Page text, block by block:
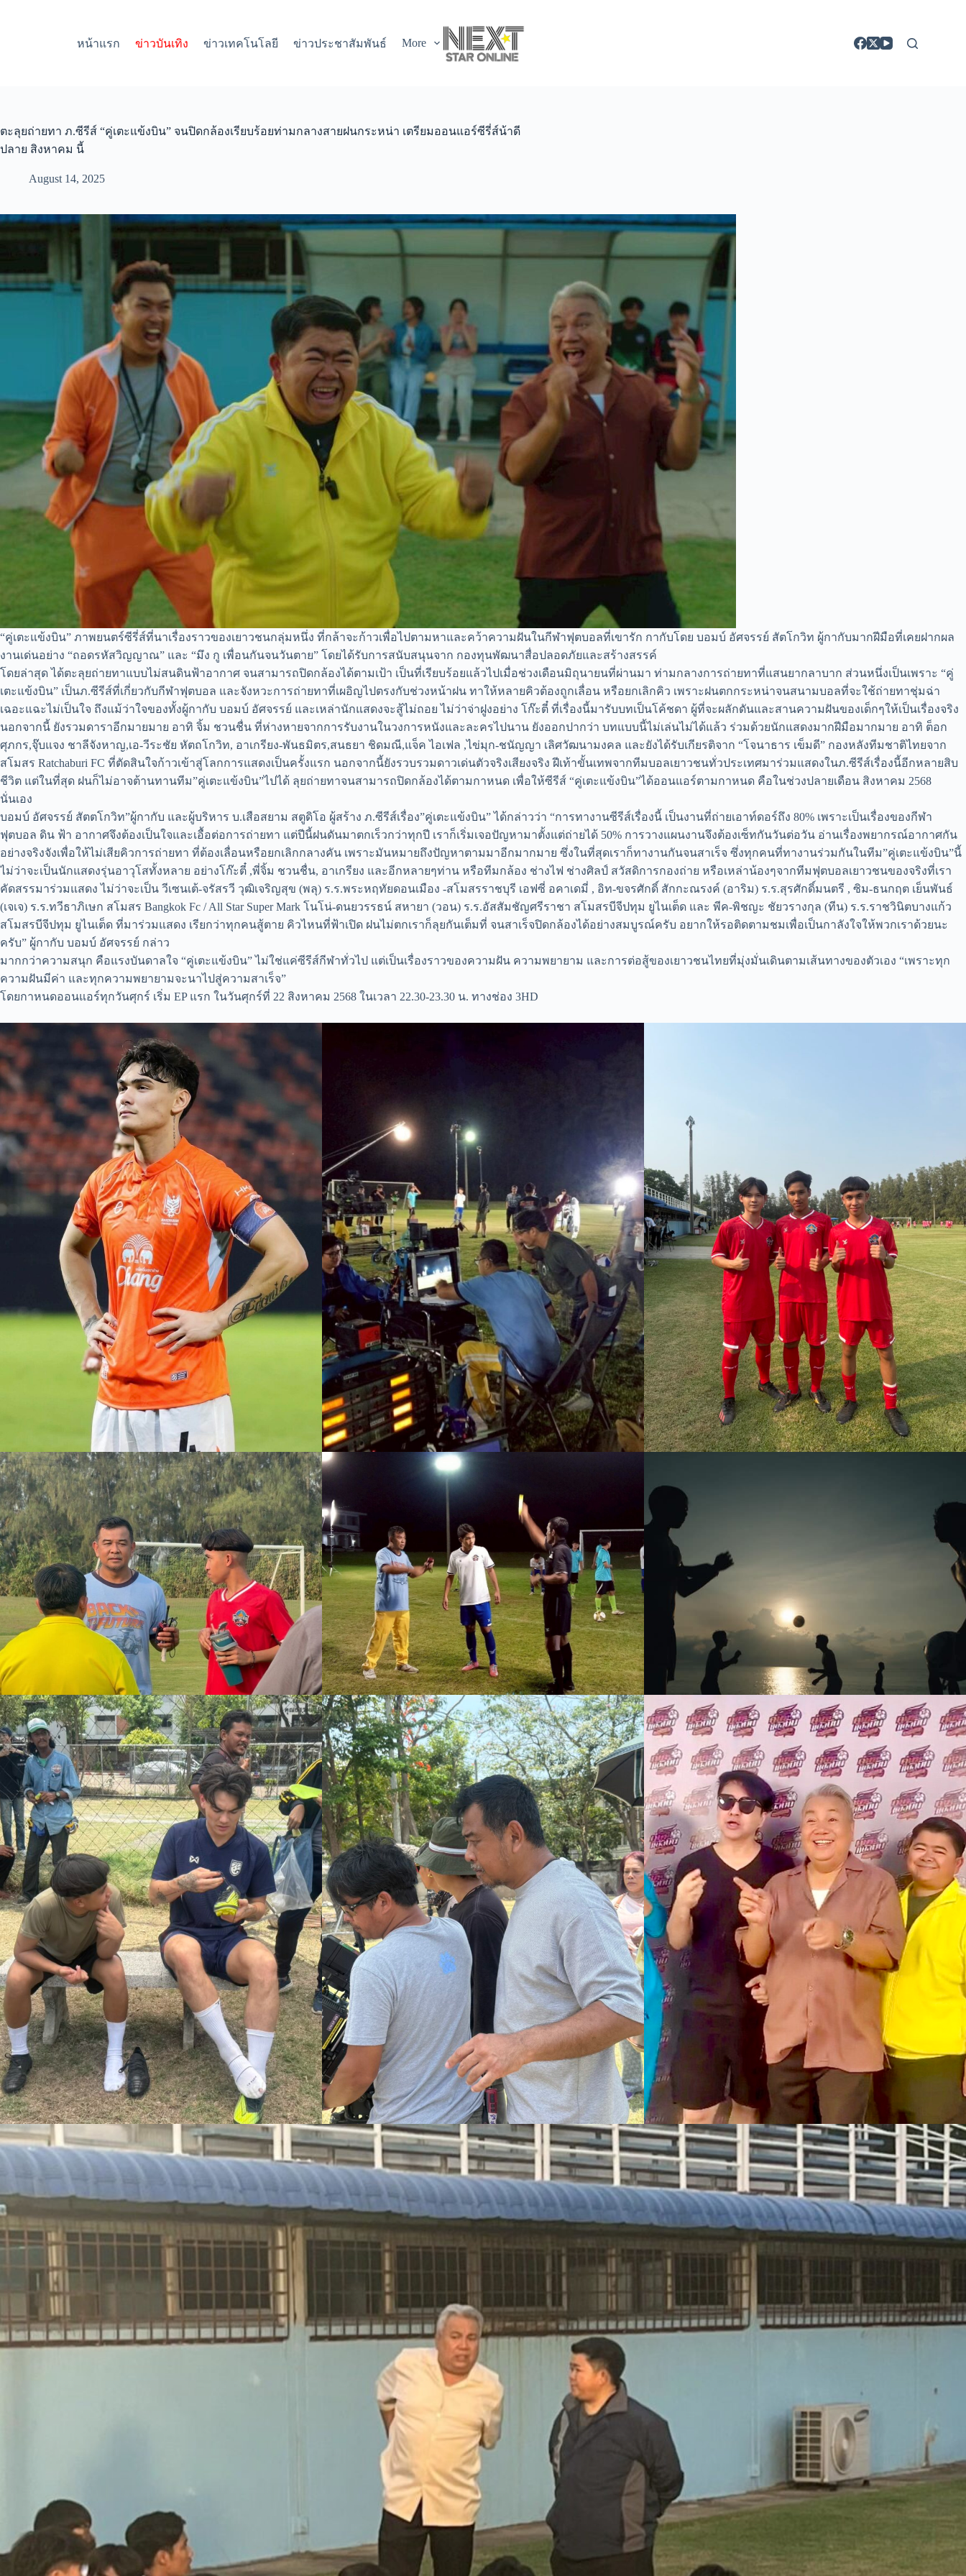
t
n
หน้าแรก ข่าวบันเทิง ข่าวเทคโนโลยี ข่าวประชาสัมพันธ์ More
ตะลุยถ่ายทา ภ.ซีรีส์ “คู่เตะแข้งบิน” จนปิดกล้องเรียบร้อยท่ามกลางสายฝนกระหน่า เตรียมออนแอร์ซีรี่ส์น้าดี
ปลาย สิงหาคม นี้
August 14, 2025
“คู่เตะแข้งบิน” ภาพยนตร์ซีรี่ส์ที่นาเรื่องราวของเยาวชนกลุ่มหนึ่ง ที่กล้าจะก้าวเพื่อไปตามหาและคว้าความฝันในกีฬาฟุตบอลที่เขารัก กากับโดย บอมบ์ อัศจรรย์ สัตโกวิท ผู้กากับมากฝีมือที่เคยฝากผล
งานเด่นอย่าง “ถอดรหัสวิญญาณ” และ “มึง กู เพื่อนกันจนวันตาย” โดยได้รับการสนับสนุนจาก กองทุนพัฒนาสื่อปลอดภัยและสร้างสรรค์
โดยล่าสุด ได้ตะลุยถ่ายทาแบบไม่สนดินฟ้าอากาศ จนสามารถปิดกล้องได้ตามเป้า เป็นที่เรียบร้อยแล้วไปเมื่อช่วงเดือนมิถุนายนที่ผ่านมา ท่ามกลางการถ่ายทาที่แสนยากลาบาก ส่วนหนึ่งเป็นเพราะ “คู่
เตะแข้งบิน” เป็นภ.ซีรีส์ที่เกี่ยวกับกีฬาฟุตบอล และจังหวะการถ่ายทาที่เผอิญไปตรงกับช่วงหน้าฝน ทาให้หลายคิวต้องถูกเลื่อน หรือยกเลิกคิว เพราะฝนตกกระหน่าจนสนามบอลที่จะใช้ถ่ายทาชุ่มฉ่า
เฉอะแฉะไม่เป็นใจ ถึงแม้ว่าใจของทั้งผู้กากับ บอมบ์ อัศจรรย์ และเหล่านักแสดงจะสู้ไม่ถอย ไม่ว่าจ่าฝูงอย่าง โก๊ะตี๋ ที่เรื่องนี้มารับบทเป็นโค้ชดา ผู้ที่จะผลักดันและสานความฝันของเด็กๆให้เป็นเรื่องจริง
นอกจากนี้ ยังรวมดาราอีกมายมาย อาทิ จิ้ม ชวนชื่น ที่ห่างหายจากการรับงานในวงการหนังและละครไปนาน ยังออกปากว่า บทแบบนี้ไม่เล่นไม่ได้แล้ว ร่วมด้วยนักแสดงมากฝีมือมากมาย อาทิ ต็อก
ศุภกร,จุ๊บแจง ชาลีจังหาญ,เอ-วีระชัย หัตถโกวิท, อาเกรียง-พันธมิตร,สนธยา ชิดมณี,แจ็ค ไอเฟล ,ไข่มุก-ชนัญญา เลิศวัฒนามงคล และยังได้รับเกียรติจาก “โจนาธาร เข็มดี” กองหลังทีมชาติไทยจาก
สโมสร Ratchaburi FC ที่ตัดสินใจก้าวเข้าสู่โลกการแสดงเป็นครั้งแรก นอกจากนี้ยังรวบรวมดาวเด่นตัวจริงเสียงจริง ฝีเท้าขั้นเทพจากทีมบอลเยาวชนทั่วประเทศมาร่วมแสดงในภ.ซีรีส์เรื่องนี้อีกหลายสิบ
ชีวิต แต่ในที่สุด ฝนก็ไม่อาจต้านทานทีม”คู่เตะแข้งบิน”ไปได้ ลุยถ่ายทาจนสามารถปิดกล้องได้ตามกาหนด เพื่อให้ซีรีส์ “คู่เตะแข้งบิน”ได้ออนแอร์ตามกาหนด คือในช่วงปลายเดือน สิงหาคม 2568
นั่นเอง
บอมบ์ อัศจรรย์ สัตตโกวิท”ผู้กากับ และผู้บริหาร บ.เสือสยาม สตูดิโอ ผู้สร้าง ภ.ซีรีส์เรื่อง”คู่เตะแข้งบิน” ได้กล่าวว่า “การทางานซีรีส์เรื่องนี้ เป็นงานที่ถ่ายเอาท์ดอร์ถึง 80% เพราะเป็นเรื่องของกีฬา
ฟุตบอล ดิน ฟ้า อากาศจึงต้องเป็นใจและเอื้อต่อการถ่ายทา แต่ปีนี้ฝนดันมาตกเร็วกว่าทุกปี เราก็เริ่มเจอปัญหามาตั้งแต่ถ่ายได้ 50% การวางแผนงานจึงต้องเซ็ทกันวันต่อวัน อ่านเรื่องพยากรณ์อากาศกัน
อย่างจริงจังเพื่อให้ไม่เสียคิวการถ่ายทา ที่ต้องเลื่อนหรือยกเลิกกลางคัน เพราะมันหมายถึงปัญหาตามมาอีกมากมาย ซึ่งในที่สุดเราก็ทางานกันจนสาเร็จ ซึ่งทุกคนที่ทางานร่วมกันในทีม”คู่เตะแข้งบิน”นี้
ไม่ว่าจะเป็นนักแสดงรุ่นอาวุโสทั้งหลาย อย่างโก๊ะตี๋ ,พี่จิ้ม ชวนชื่น, อาเกรียง และอีกหลายๆท่าน หรือทีมกล้อง ช่างไฟ ช่างศิลป์ สวัสดิการกองถ่าย หรือเหล่าน้องๆจากทีมฟุตบอลเยาวชนของจริงที่เรา
คัดสรรมาร่วมแสดง ไม่ว่าจะเป็น วีเซนเต้-จรัสรวี วุฒิเจริญสุข (พลุ) ร.ร.พระหฤทัยดอนเมือง -สโมสรราชบุรี เอฟซี่ อคาเดมี่ , อิท-ขจรศักดิ์ สักกะณรงค์ (อาริม) ร.ร.สุรศักดิ์มนตรี , ซิม-ธนกฤต เย็นพันธ์
(เจเจ) ร.ร.ทวีธาภิเษก สโมสร Bangkok Fc / All Star Super Mark โนโน่-ดนยวรรธน์ สหายา (วอน) ร.ร.อัสสัมชัญศรีราชา สโมสรบีจีปทุม ยูไนเต็ด และ พีค-พิชญะ ชัยวรางกุล (ทีน) ร.ร.ราชวินิตบางแก้ว
สโมสรบีจีปทุม ยูไนเต็ด ที่มาร่วมแสดง เรียกว่าทุกคนสู้ตาย คิวไหนที่ฟ้าเปิด ฝนไม่ตกเราก็ลุยกันเต็มที่ จนสาเร็จปิดกล้องได้อย่างสมบูรณ์ครับ อยากให้รอติดตามชมเพื่อเป็นกาลังใจให้พวกเราด้วยนะ
ครับ” ผู้กากับ บอมบ์ อัศจรรย์ กล่าว
มากกว่าความสนุก คือแรงบันดาลใจ “คู่เตะแข้งบิน” ไม่ใช่แค่ซีรีส์กีฬาทั่วไป แต่เป็นเรื่องราวของความฝัน ความพยายาม และการต่อสู้ของเยาวชนไทยที่มุ่งมั่นเดินตามเส้นทางของตัวเอง “เพราะทุก
ความฝันมีค่า และทุกความพยายามจะนาไปสู่ความสาเร็จ”
โดยกาหนดออนแอร์ทุกวันศุกร์ เริ่ม EP แรก ในวันศุกร์ที่ 22 สิงหาคม 2568 ในเวลา 22.30-23.30 น. ทางช่อง 3HD